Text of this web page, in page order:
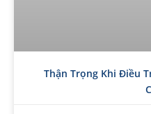
Thận Trọng Khi Điều